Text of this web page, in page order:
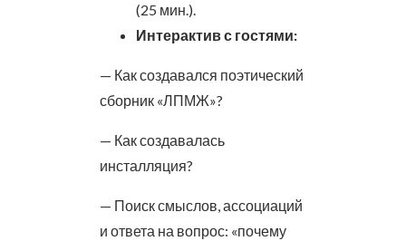
(25 мин.).
Интерактив с гостями:
— Как создавался поэтический
сборник «ЛПМЖ»?
— Как создавалась
инсталляция?
— Поиск смыслов, ассоциаций
и ответа на вопрос: «почему